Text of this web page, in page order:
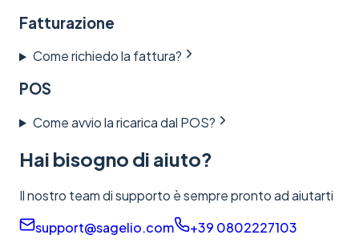
Fatturazione
Come richiedo la fattura?
POS
Come avvio la ricarica dal POS?
Hai bisogno di aiuto?
Il nostro team di supporto è sempre pronto ad aiutarti
support@sagelio.com
+39 0802227103